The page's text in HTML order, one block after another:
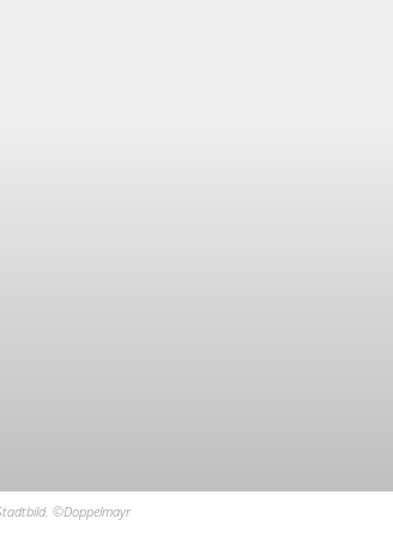
©Doppelmayr